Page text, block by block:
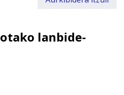
lanbide-